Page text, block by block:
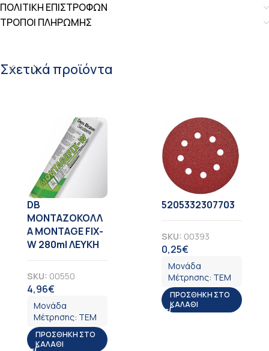
ΠΟΛΙΤΙΚΗ ΕΠΙΣΤΡΟΦΩΝ
ΤΡΟΠΟΙ ΠΛΗΡΩΜΗΣ
Σχετικά προϊόντα
DB
ΜΟΝΤΑΖΟΚΟΛΛ
Α MONTAGE FIX-
W 280ml ΛΕΥΚΗ
SKU: 00550
4,96€
Μονάδα
Μέτρησης: ΤΕΜ
ΠΡΟΣΘΉΚΗ ΣΤΟ
ΚΑΛΆΘΙ
5205332307703
SKU: 00393
0,25€
Μονάδα
Μέτρησης: ΤΕΜ
ΠΡΟΣΘΉΚΗ ΣΤΟ
ΚΑΛΆΘΙ